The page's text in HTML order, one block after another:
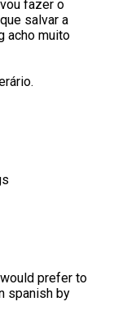
fazer o
salvar a
acho muito
prefer to
spanish by